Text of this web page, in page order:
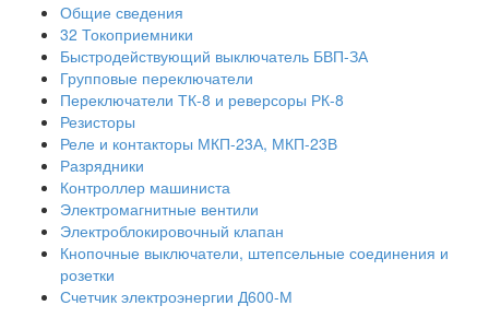
Общие сведения
32 Токоприемники
Быстродействующий выключатель БВП-ЗА
Групповые переключатели
Переключатели ТК-8 и реверсоры РК-8
Резисторы
Реле и контакторы МКП-23А, МКП-23В
Разрядники
Контроллер машиниста
Электромагнитные вентили
Электроблокировочный клапан
Кнопочные выключатели, штепсельные соединения и
розетки
Счетчик электроэнергии Д600-М